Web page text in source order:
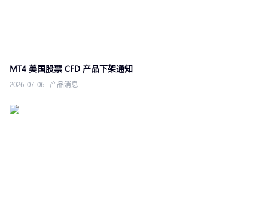
MT4 美国股票 CFD 产品下架通知
2026-07-06 | 产品消息